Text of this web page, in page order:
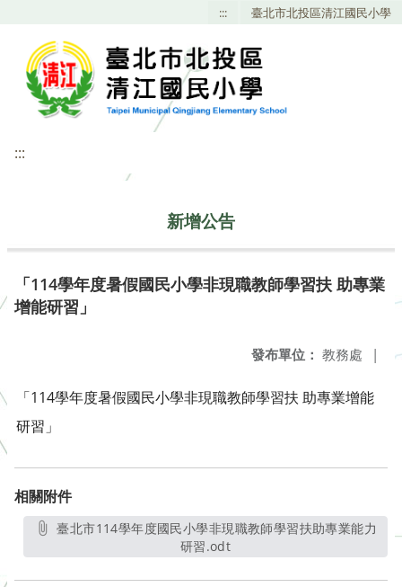
::: 臺北市北投區清江國民小學
:::
新增公告
「114學年度暑假國民小學非現職教師學習扶 助專業
增能研習」
發布單位： 教務處 |
「114學年度暑假國民小學非現職教師學習扶 助專業增能
研習」
相關附件
臺北市114學年度國民小學非現職教師學習扶助專業能力
研習.odt